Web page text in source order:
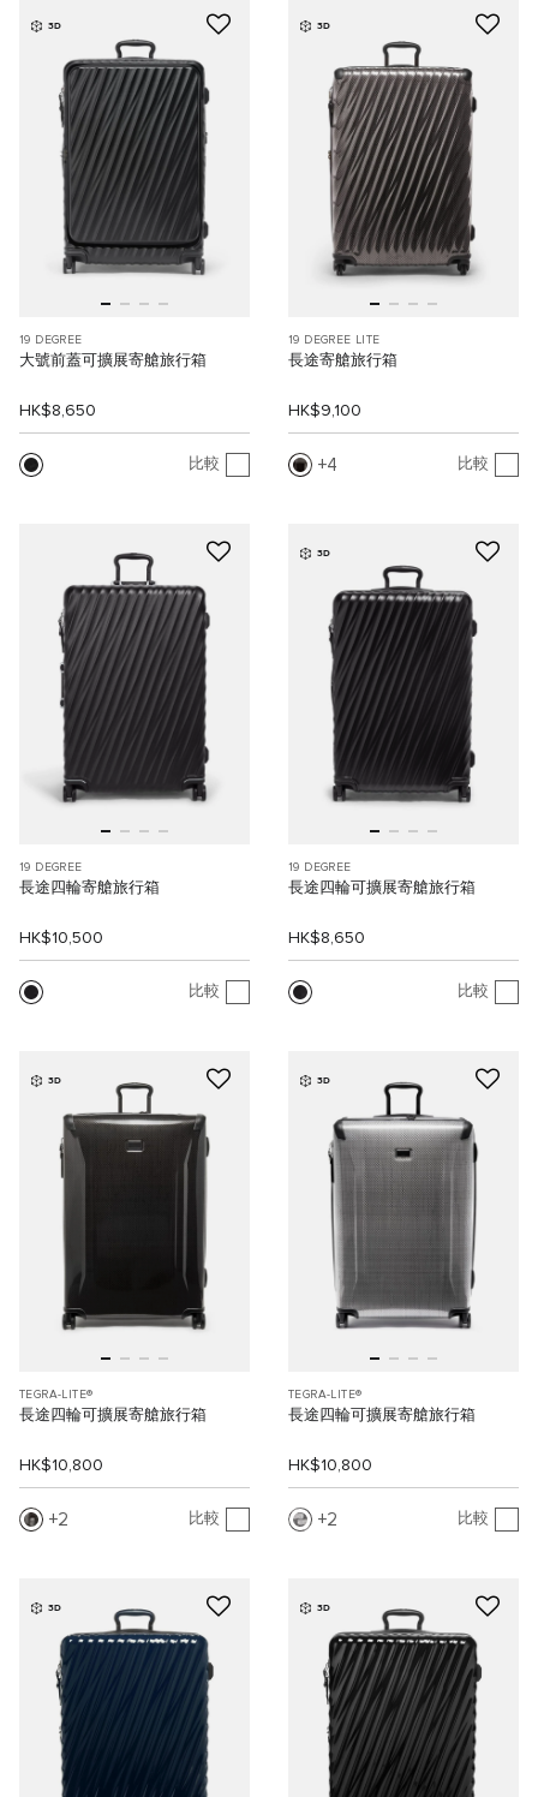
3D
19 DEGREE
大號前蓋可擴展寄艙旅行箱
HK$8,650
比較
3D
19 DEGREE LITE
長途寄艙旅行箱
HK$9,100
4 比較
19 DEGREE
長途四輪寄艙旅行箱
HK$10,500
比較
3D
19 DEGREE
長途四輪可擴展寄艙旅行箱
HK$8,650
比較
3D
TEGRA-LITE®
長途四輪可擴展寄艙旅行箱
HK$10,800
2 比較
3D
TEGRA-LITE®
長途四輪可擴展寄艙旅行箱
HK$10,800
2 比較
3D 3D